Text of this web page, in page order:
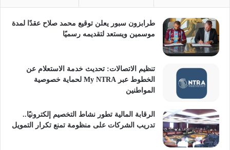
طرابزون سبور يعلن توقيع محمد صلاح عقدًا لمدة
موسمين ويستعد لتقديمه رسميًا
تنظيم الاتصالات: تحديث خدمة الاستعلام عن
الخطوط عبر My NTRA لحماية خصوصية
المواطنين
الرقابة المالية تطور نشاط التخصيم إلكترونيًا..
تدريب الشركات على منظومة تمنع تكرار التمويل